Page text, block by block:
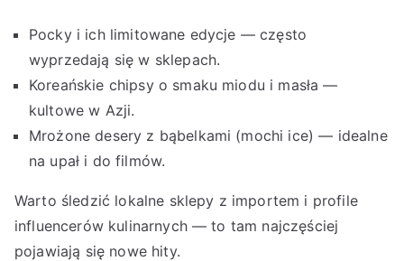
Pocky i ich limitowane edycje — często
wyprzedają się w sklepach.
Koreańskie chipsy o smaku miodu i masła —
kultowe w Azji.
Mrożone desery z bąbelkami (mochi ice) — idealne
na upał i do filmów.
Warto śledzić lokalne sklepy z importem i profile
influencerów kulinarnych — to tam najczęściej
pojawiają się nowe hity.